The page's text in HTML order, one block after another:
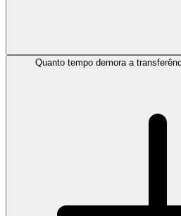
Quanto tempo demora a